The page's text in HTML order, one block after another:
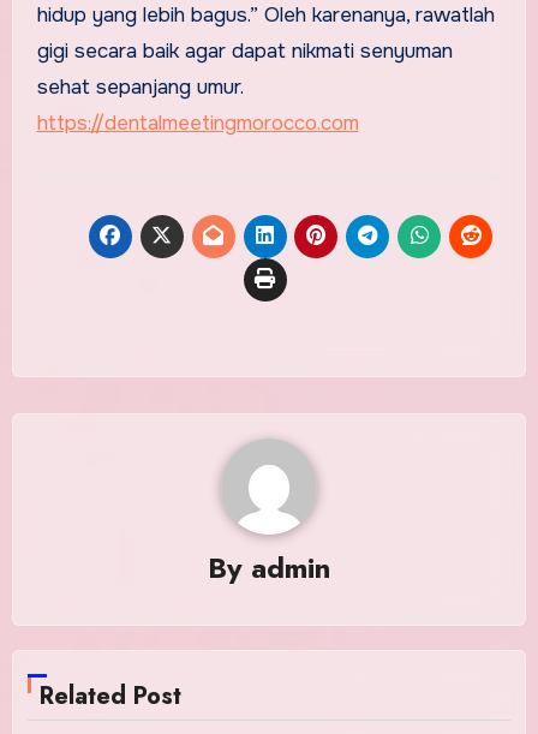
hidup yang lebih bagus.” Oleh karenanya, rawatlah
gigi secara baik agar dapat nikmati senyuman
sehat sepanjang umur.
https://dentalmeetingmorocco.com
By admin
Related Post